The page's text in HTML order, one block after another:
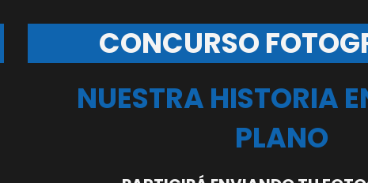
CONCURSO
NUESTRA HISTORIA
PLANO